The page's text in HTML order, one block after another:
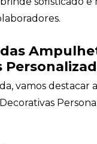
vamos destacar